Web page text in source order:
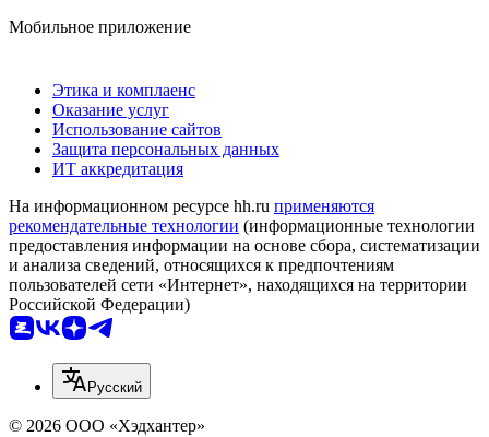
Мобильное приложение
Этика и комплаенс
Оказание услуг
Использование сайтов
Защита персональных данных
ИТ аккредитация
На информационном ресурсе hh.ru применяются
рекомендательные технологии (информационные технологии
предоставления информации на основе сбора, систематизации
и анализа сведений, относящихся к предпочтениям
пользователей сети «Интернет», находящихся на территории
Российской Федерации)
Русский
© 2026 ООО «Хэдхантер»